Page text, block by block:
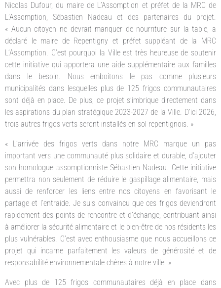
Nicolas Dufour, du maire de L’Assomption et préfet de la MRC de
L’Assomption, Sébastien Nadeau et des partenaires du projet.
« Aucun citoyen ne devrait manquer de nourriture sur la table, a
déclaré le maire de Repentigny et préfet suppléant de la MRC
L’Assomption. C’est pourquoi la Ville est très heureuse de soutenir
cette initiative qui apportera une aide supplémentaire aux familles
dans le besoin. Nous emboitons le pas comme plusieurs
municipalités dans lesquelles plus de 125 frigos communautaires
sont déjà en place. De plus, ce projet s’imbrique directement dans
les aspirations du plan stratégique 2023-2027 de la Ville. D’ici 2026,
trois autres frigos verts seront installés en sol repentignois. »
« L’arrivée des frigos verts dans notre MRC marque un pas
important vers une communauté plus solidaire et durable, d’ajouter
son homologue assomptionniste Sébastien Nadeau. Cette initiative
permettra non seulement de réduire le gaspillage alimentaire, mais
aussi de renforcer les liens entre nos citoyens en favorisant le
partage et l’entraide. Je suis convaincu que ces frigos deviendront
rapidement des points de rencontre et d’échange, contribuant ainsi
à améliorer la sécurité alimentaire et le bien-être de nos résidents les
plus vulnérables. C’est avec enthousiasme que nous accueillons ce
projet qui incarne parfaitement les valeurs de générosité et de
responsabilité environnementale chères à notre ville. »
Avec plus de 125 frigos communautaires déjà en place dans